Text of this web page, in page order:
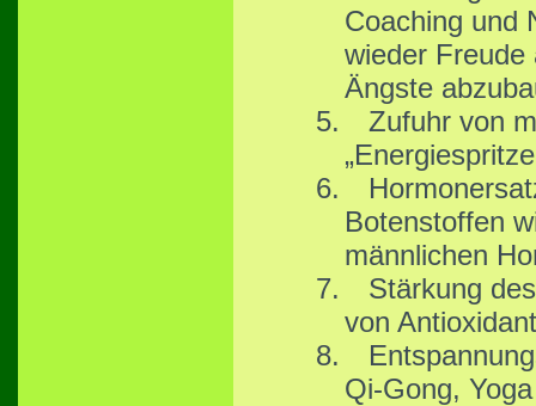
Coaching und
wieder Freude
Ängste
5.
Zufuhr von
6.
Botenstoffen
männlichen
7.
Stärkung
von
8.
Qi-Gong,